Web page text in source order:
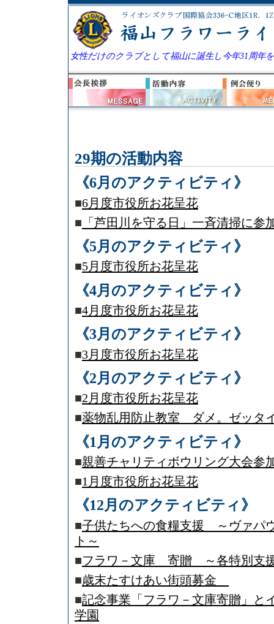
女性だけのクラブとして福山に誕生し今年31周年
29期の活動内容
《6月のアクティビティ》
■6月度市役所お花呈花
■ 「芦田川を守る日」一斉清掃に参
《5月のアクティビティ》
■5月度市役所お花呈花
《4月のアクティビティ》
■4月度市役所お花呈花
《3月のアクティビティ》
■3月度市役所お花呈花
《2月のアクティビティ》
■2月度市役所お花呈花
■薬物乱用防止教室 ダメ。ゼッタ
《1月のアクティビティ》
■親善チャリティボウリング大会参
■1月度市役所お花呈花
《12月のアクティビティ》
■子供たちへの食糧支援 ～ヴァパ
ト～
■フラワ－文庫 寄贈 ～各特別支
■歳末たすけあい街頭募金
■記念事業「フラワ－文庫寄贈」
学園